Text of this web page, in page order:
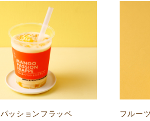
ッションフラッペ フルー